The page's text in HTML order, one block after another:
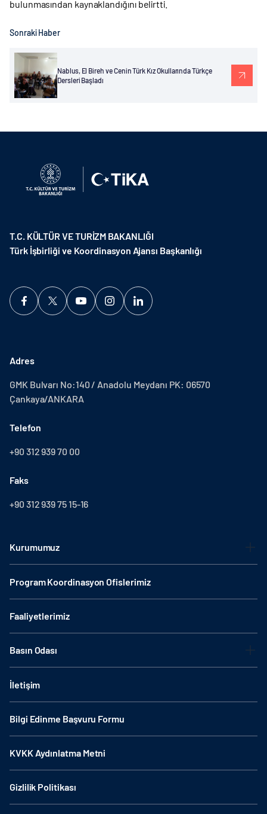
bulunmasından kaynaklandığını belirtti.
Sonraki Haber
Nablus, El Bireh ve Cenin Türk Kız Okullarında Türkçe
Dersleri Başladı
T.C. KÜLTÜR VE TURİZM BAKANLIĞI
Türk İşbirliği ve Koordinasyon Ajansı Başkanlığı
Adres
GMK Bulvarı No:140 / Anadolu Meydanı PK: 06570
Çankaya/ANKARA
Telefon
+90 312 939 70 00
Faks
+90 312 939 75 15-16
Kurumumuz
Program Koordinasyon Ofislerimiz
Faaliyetlerimiz
Basın Odası
İletişim
Bilgi Edinme Başvuru Formu
KVKK Aydınlatma Metni
Gizlilik Politikası